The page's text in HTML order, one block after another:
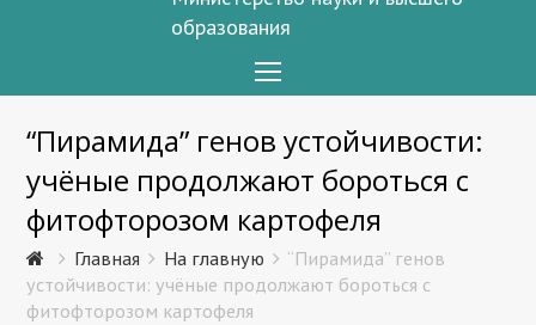
образования
Menu
“Пирамида” генов устойчивости:
учёные продолжают бороться с
фитофторозом картофеля
Главная На главную
“Пирамида” генов
устойчивости: учёные продолжают бороться с
фитофторозом картофеля